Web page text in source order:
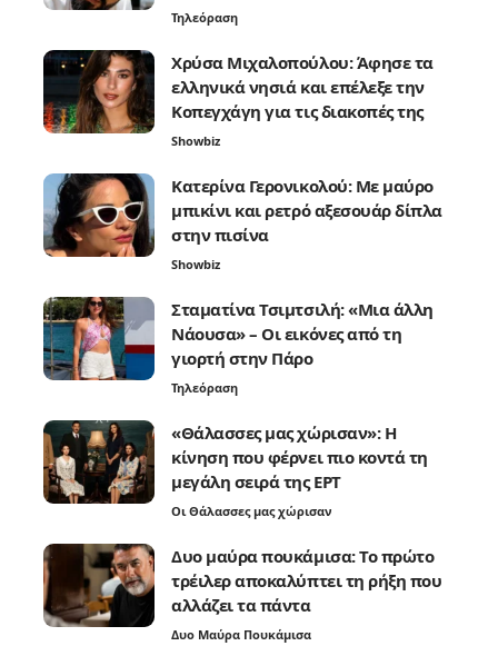
Τηλεόραση
Χρύσα Μιχαλοπούλου: Άφησε τα
ελληνικά νησιά και επέλεξε την
Κοπεγχάγη για τις διακοπές της
Showbiz
Κατερίνα Γερονικολού: Με μαύρο
μπικίνι και ρετρό αξεσουάρ δίπλα
στην πισίνα
Showbiz
Σταματίνα Τσιμτσιλή: «Μια άλλη
Νάουσα» – Οι εικόνες από τη
γιορτή στην Πάρο
Τηλεόραση
«Θάλασσες μας χώρισαν»: Η
κίνηση που φέρνει πιο κοντά τη
μεγάλη σειρά της ΕΡΤ
Οι Θάλασσες μας χώρισαν
Δυο μαύρα πουκάμισα: Το πρώτο
τρέιλερ αποκαλύπτει τη ρήξη που
αλλάζει τα πάντα
Δυο Μαύρα Πουκάμισα